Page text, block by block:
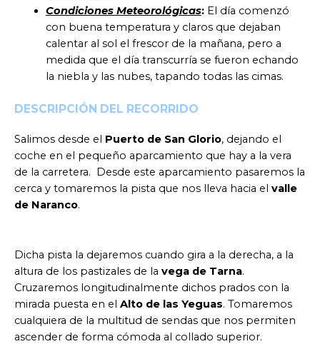
Condiciones Meteorológicas:El día comenzó
con buena temperatura y claros que dejaban
calentar al sol el frescor de la mañana, pero a
medida que el día transcurría se fueron echando
la niebla y las nubes, tapando todas las cimas.
DESCRIPCIÓN DEL RECORRIDO
Salimos desde el Puerto de San Glorio, dejando el
coche en el pequeño aparcamiento que hay a la vera
de la carretera. Desde este aparcamiento pasaremos la
cerca y tomaremos la pista que nos lleva hacia el valle
de Naranco.
Dicha pista la dejaremos cuando gira a la derecha, a la
altura de los pastizales de la vega de Tarna.
Cruzaremos longitudinalmente dichos prados con la
mirada puesta en el Alto de las Yeguas. Tomaremos
cualquiera de la multitud de sendas que nos permiten
ascender de forma cómoda al collado superior.